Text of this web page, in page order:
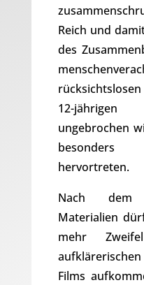
Reich und
des
12-
ungebrochen
hervortreten.
Nach dem
Materialien
mehr
Films